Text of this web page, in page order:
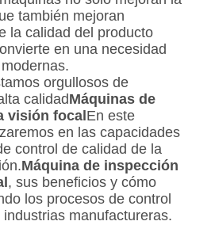
también mejoran
la calidad del producto
en una necesidad
orgullosos de
calidadMáquinas de
visión focal En este
en las capacidades
control de calidad de la
Máquina de inspección
, sus beneficios y cómo
los procesos de control
manufactureras.